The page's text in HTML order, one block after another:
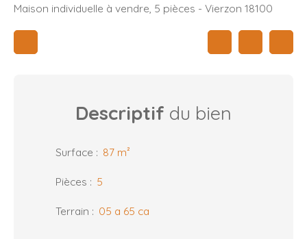
Maison individuelle à vendre, 5 pièces - Vierzon 18100
Descriptif du bien
Surface : 87 m²
Pièces : 5
Terrain : 05 a 65 ca